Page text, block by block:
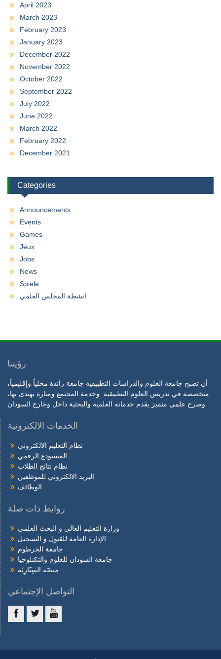
April 2023
March 2023
February 2023
January 2023
December 2022
November 2022
October 2022
September 2022
July 2022
June 2022
March 2022
February 2022
December 2021
Categories
Announcements
Events
Games
Jeux
Jobs
News
Spiele
انشطة المجلس العلمي
رؤيتنا
أن تصبح جامعة العلوم والدراسات التطبيقية جامعة رائدة محلياً وإقليمياً،
متخصصة في تدريس العلوم التطبيقية وخدمة المجتمع ومنارة يهتدى بها،
وصرح علمي متميز يقدم خدماته العلمية والبحثية داخل وخارج السودان.
الخدمات الالكترونية
نظام التعليم الالكتروني
المستودع الرقمي
نظام نتائج الطلاب
البريد الالكتروني للموظفين
الوظائف
روابط ذات صلة
وزارة التعليم العالي و البحث العلمي
الإدارة العامة للقبول و التسجيل
جامعة الخرطوم
جامعة السودان للعلوم والتكنلوجيا
منصّة السِنّارِيّة
التواصل الإجتماعي